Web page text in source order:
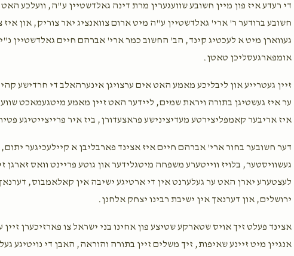
$250.00
לע"נ אריה ז"ל בן ילח"ט ר' דוד גרשון הי"ו
די רעדע איז פון מיין חשובע שוועגערין מרת דינה גאלדשטיין ע"ה, וועלכע
חשובע ברודער ר' ארי' גאלדשטיין ע"ה מיט ארום צוואנציג יאר צוריק, און
געווארן מיט א לעכטיג קינד, הב' החשוב כמר ארי' אברהם חיים גאלדשטיין נ"י
אומפארגעסליכן טאטן.
זיין געטרייע און ליבליכע מאמע האט אים ערצויגן אינערהאלב די חרדישע
ער איז געשטיגן בתורה ויראת שמים, ליידער האט זיין מאמע מיטגעמאכט
איז אריבער קאמפליצירטע מעדיצינישע פראצעדורן, ביז איר פרייצייטיגע
דער חשובער בחור ארי' אברהם חיים איז אצינד פארבליבן א קיילעכיגער יתום,
געשוויסטער, בלויז ווייטערע משפחה מיטגלידער און גוטע פריינט וואס זארגן
לעצטערע יארן האט ער געלערנט אין די ארטיגע ישיבה אין קאלאמבוס,
ירושלים, און דערנאך אין ישיבת רבינו יצחק אלחנן.
אצינד פעלט זיך אויס שטארקע שטיצע פון אחינו בני ישראל צו פארזיכערן זיין
אנגיין מיט זיינע שאיפות, זיך משלים זיין בתורה והוראה, האבן די נויטיגע